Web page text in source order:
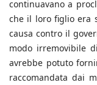
continuavano a
che il loro figlio era
causa contro il
modo irremovibile
avrebbe potuto
raccomandata dai